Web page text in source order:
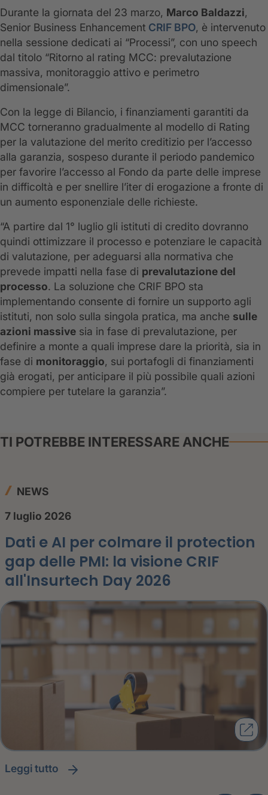
Durante la giornata del 23 marzo, Marco Baldazzi,
Senior Business Enhancement CRIF BPO, è intervenuto
nella sessione dedicati ai “Processi”, con uno speech
dal titolo “Ritorno al rating MCC: prevalutazione
massiva, monitoraggio attivo e perimetro
dimensionale”.
Con la legge di Bilancio, i finanziamenti garantiti da
MCC torneranno gradualmente al modello di Rating
per la valutazione del merito creditizio per l’accesso
alla garanzia, sospeso durante il periodo pandemico
per favorire l’accesso al Fondo da parte delle imprese
in difficoltà e per snellire l’iter di erogazione a fronte di
un aumento esponenziale delle richieste.
“A partire dal 1° luglio gli istituti di credito dovranno
quindi ottimizzare il processo e potenziare le capacità
di valutazione, per adeguarsi alla normativa che
prevede impatti nella fase di prevalutazione del
processo. La soluzione che CRIF BPO sta
implementando consente di fornire un supporto agli
istituti, non solo sulla singola pratica, ma anche sulle
azioni massive sia in fase di prevalutazione, per
definire a monte a quali imprese dare la priorità, sia in
fase di monitoraggio, sui portafogli di finanziamenti
già erogati, per anticipare il più possibile quali azioni
compiere per tutelare la garanzia”.
TI POTREBBE INTERESSARE ANCHE
NEWS
7 luglio 2026
Dati e AI per colmare il protection
gap delle PMI: la visione CRIF
all'Insurtech Day 2026
leggi tutto